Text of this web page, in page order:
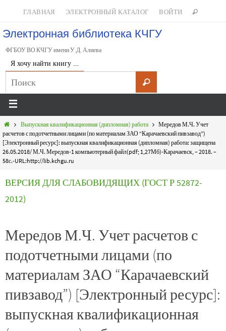
ГЛАВНАЯ ЭЛЕКТРОННЫЙ КАТАЛОГ ВОЙТИ
Электронная библиотека КЧГУ
ФГБОУ ВО КЧГУ имени У.Д. Алиева
Я хочу найти книгу …
Выпускная квалификационная (дипломная) работа
Мередов М.Ч. Учет
расчетов с подотчетными лицами (по материалам ЗАО “Карачаевский пивзавод”)
[Электронный ресурс]: выпускная квалификационная (дипломная) работа: защищена
26.05.2018/ М.Ч. Мередов-1 компьютерный файл(pdf; 1,27Мб)-Карачаевск, – 2018. –
58с.-URL:http://lib.kchgu.ru
ВЕРСИЯ ДЛЯ СЛАБОВИДЯЩИХ (ГОСТ Р 52872-
2012)
Мередов М.Ч. Учет расчетов с
подотчетными лицами (по
материалам ЗАО “Карачаевский
пивзавод”) [Электронный ресурс]:
выпускная квалификационная